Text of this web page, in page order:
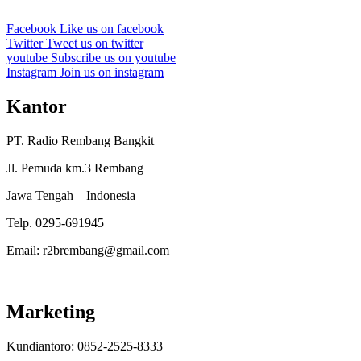
Facebook Like us on facebook
TwitterTweet us on twitter
youtube Subscribe us on youtube
Instagram Join us on instagram
Kantor
PT. Radio Rembang Bangkit
Jl. Pemuda km.3 Rembang
Jawa Tengah – Indonesia
Telp. 0295-691945
Email: r2brembang@gmail.com
Marketing
Kundiantoro: 0852-2525-8333